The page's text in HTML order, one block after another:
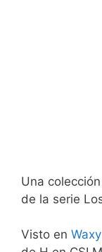
Una
de la serie
Visto en Waxy